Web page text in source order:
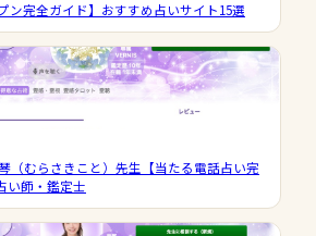
ン完全ガイド】おすすめ占いサイト15選
（むらさきこと）先生【当たる電話占い完
い師・鑑定士